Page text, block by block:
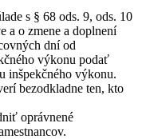
s § 68 ods. 9, ods. 10
a o zmene a doplnení
dní od
výkonu podať
inšpekčného výkonu.
bezodkladne ten, kto
oprávnené